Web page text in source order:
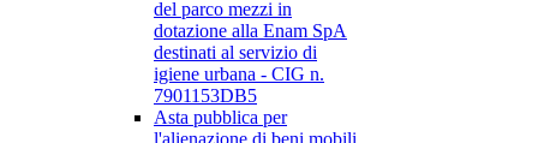
del parco mezzi in
dotazione alla Enam SpA
destinati al servizio di
igiene urbana - CIG n.
7901153DB5
Asta pubblica per
l'alienazione di beni mobili